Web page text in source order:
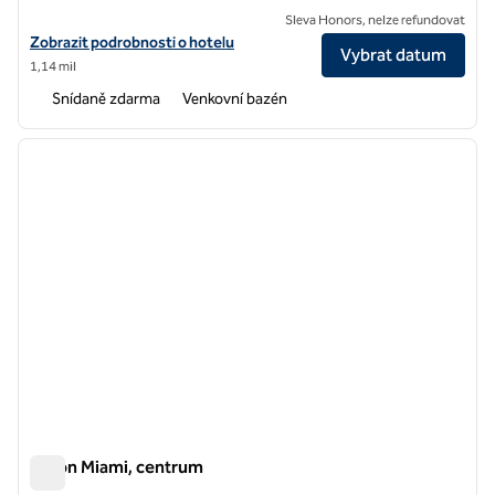
Zobrazit podrobnosti o hotelu Homewood Suites by Hilton Miami
Zobrazit podrobnosti o hotelu
1,14 mil
Sleva Honors, nelze refundovat
Vybrat datum
Snídaně zdarma Venkovní bazén
1 z 12
další
Hilton Miami, centrum